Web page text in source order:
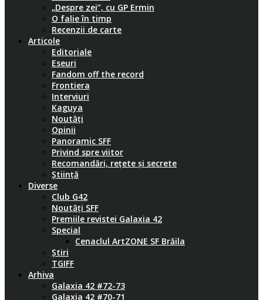
„Despre zei”, cu GP Ermin
O falie în timp
Recenzii de carte
Articole
Editoriale
Eseuri
Fandom off the record
Frontiera
Interviuri
Kaguya
Noutăți
Opinii
Panoramic SFF
Privind spre viitor
Recomandări, rețete și secrete
Știință
Diverse
Club G42
Noutăți SFF
Premiile revistei Galaxia 42
Special
Cenaclul ArtZONE SF Brăila
Știri
TGIFF
Arhiva
Galaxia 42 #72-73
Galaxia 42 #70-71